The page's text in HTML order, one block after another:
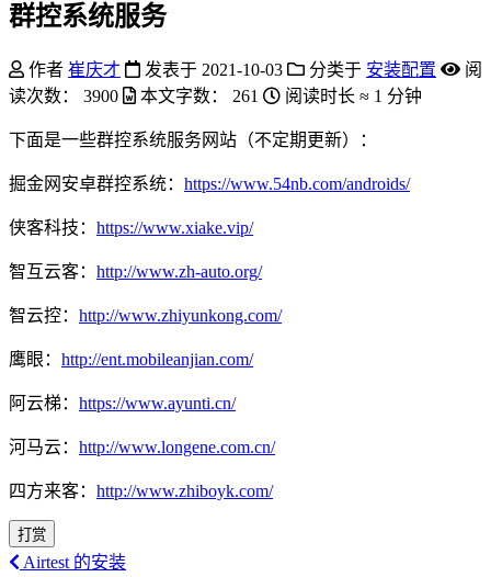
群控系统服务
作者 崔庆才 发表于 2021-10-03 分类于 安装配置
阅
读次数：
3900 本文字数： 261 阅读时长 ≈ 1 分钟
下面是一些群控系统服务网站（不定期更新）：
掘金网安卓群控系统： https://www.54nb.com/androids/
侠客科技： https://www.xiake.vip/
智互云客： http://www.zh-auto.org/
智云控： http://www.zhiyunkong.com/
鹰眼： http://ent.mobileanjian.com/
阿云梯： https://www.ayunti.cn/
河马云： http://www.longene.com.cn/
四方来客： http://www.zhiboyk.com/
打赏
Airtest 的安装